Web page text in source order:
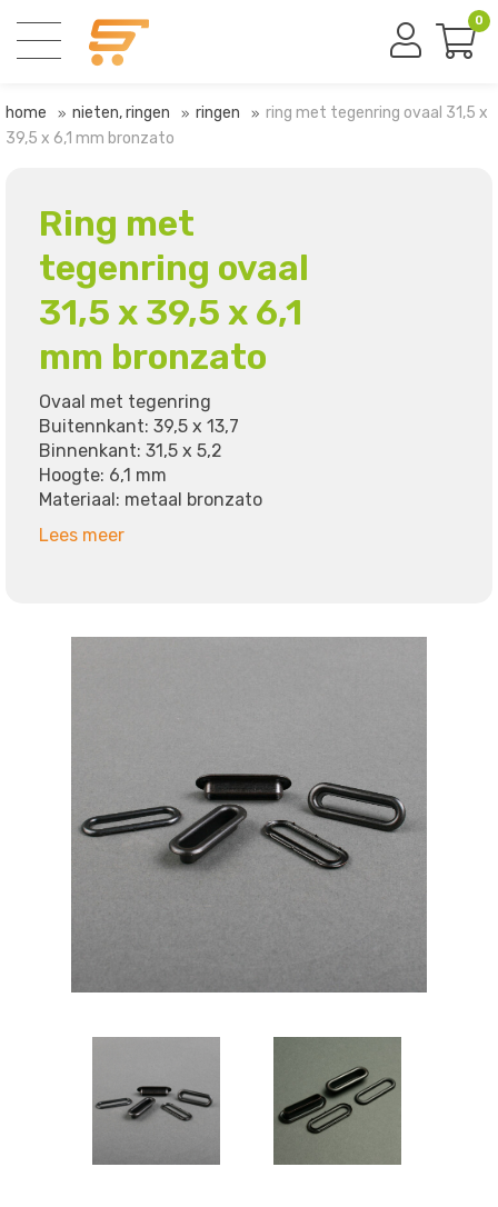
0
home nieten, ringen ringen
ring met tegenring ovaal 31,5 x
39,5 x 6,1 mm bronzato
Ring met
tegenring ovaal
31,5 x 39,5 x 6,1
mm bronzato
Ovaal met tegenring
Buitennkant: 39,5 x 13,7
Binnenkant: 31,5 x 5,2
Hoogte: 6,1 mm
Materiaal: metaal bronzato
Lees meer